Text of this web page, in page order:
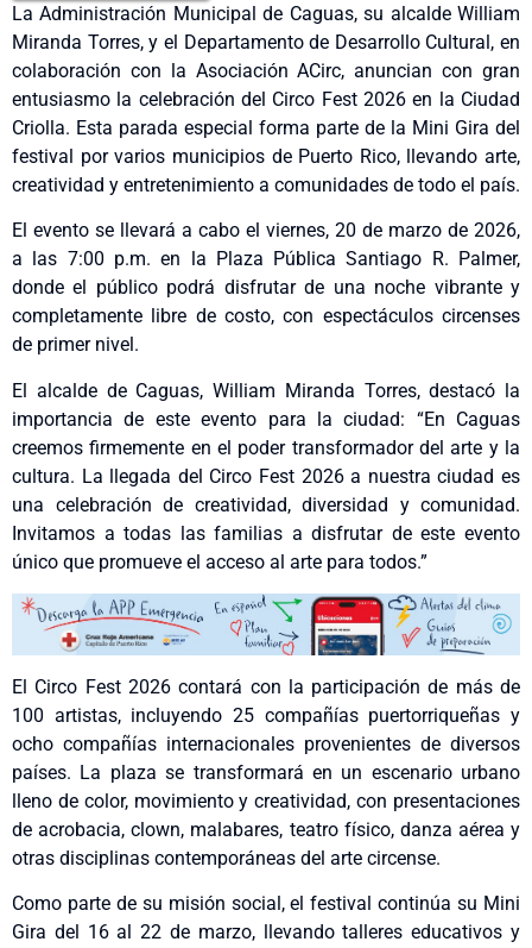
La Administración Municipal de Caguas, su alcalde William
Miranda Torres, y el Departamento de Desarrollo Cultural, en
colaboración con la Asociación ACirc, anuncian con gran
entusiasmo la celebración del Circo Fest 2026 en la Ciudad
Criolla. Esta parada especial forma parte de la Mini Gira del
festival por varios municipios de Puerto Rico, llevando arte,
creatividad y entretenimiento a comunidades de todo el país.
El evento se llevará a cabo el viernes, 20 de marzo de 2026,
a las 7:00 p.m. en la Plaza Pública Santiago R. Palmer,
donde el público podrá disfrutar de una noche vibrante y
completamente libre de costo, con espectáculos circenses
de primer nivel.
El alcalde de Caguas, William Miranda Torres, destacó la
importancia de este evento para la ciudad: “En Caguas
creemos firmemente en el poder transformador del arte y la
cultura. La llegada del Circo Fest 2026 a nuestra ciudad es
una celebración de creatividad, diversidad y comunidad.
Invitamos a todas las familias a disfrutar de este evento
único que promueve el acceso al arte para todos.”
El Circo Fest 2026 contará con la participación de más de
100 artistas, incluyendo 25 compañías puertorriqueñas y
ocho compañías internacionales provenientes de diversos
países. La plaza se transformará en un escenario urbano
lleno de color, movimiento y creatividad, con presentaciones
de acrobacia, clown, malabares, teatro físico, danza aérea y
otras disciplinas contemporáneas del arte circense.
Como parte de su misión social, el festival continúa su Mini
Gira del 16 al 22 de marzo, llevando talleres educativos y